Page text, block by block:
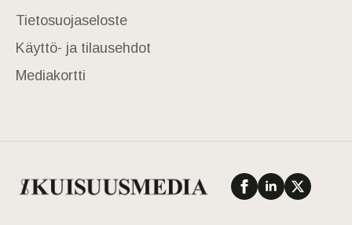
Tietosuojaseloste
Käyttö- ja tilausehdot
Mediakortti